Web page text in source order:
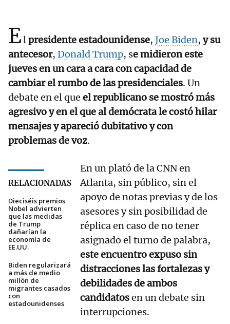
Elpresidente estadounidense, Joe Biden, y su
antecesor, Donald Trump, se midieron este
jueves en un cara a cara con capacidad de
cambiar el rumbo de las presidenciales. Un
debate en el que el republicano se mostró más
agresivo y en el que al demócrata le costó hilar
mensajes y apareció dubitativo y con
problemas de voz.
RELACIONADAS
Dieciséis premios
Nobel advierten
que las medidas
de Trump
dañarían la
economía de
EE.UU.
Biden regularizará
a más de medio
millón de
migrantes casados
con
estadounidenses
En un plató de la CNN en
Atlanta, sin público, sin el
apoyo de notas previas y de los
asesores y sin posibilidad de
réplica en caso de no tener
asignado el turno de palabra,
este encuentro expuso sin
distracciones las fortalezas y
debilidades de ambos
candidatosen un debate sin
interrupciones.